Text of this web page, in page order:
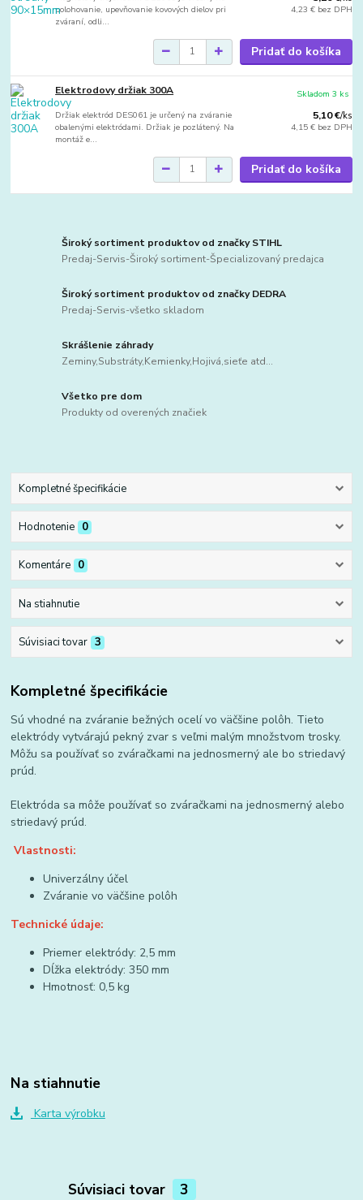
polohovanie, upevňovanie kovových dielov pri
zváraní, odli...
4,23 € bez DPH
Pridať do košíka
Elektrodovy držiak 300A
Držiak elektród DES061 je určený na zváranie
obalenými elektródami. Držiak je pozlátený. Na
montáž e...
5,10 €/ks
4,15 € bez DPH
Skladom 3 ks
Pridať do košíka
Široký sortiment produktov od značky STIHL
Predaj-Servis-Široký sortiment-Špecializovaný predajca
Široký sortiment produktov od značky DEDRA
Predaj-Servis-všetko skladom
Skrášlenie záhrady
Zeminy,Substráty,Kemienky,Hojivá,sieťe atd...
Všetko pre dom
Produkty od overených značiek
Kompletné špecifikácie
Hodnotenie 0
Komentáre 0
Na stiahnutie
Súvisiaci tovar 3
Kompletné špecifikácie
Sú vhodné na zváranie bežných ocelí vo väčšine polôh. Tieto
elektródy vytvárajú pekný zvar s veľmi malým množstvom trosky.
Môžu sa používať so zváračkami na jednosmerný ale bo striedavý
prúd.
Elektróda sa môže používať so zváračkami na jednosmerný alebo
striedavý prúd.
Vlastnosti:
Univerzálny účel
Zváranie vo väčšine polôh
Technické údaje:
Priemer elektródy: 2,5 mm
Dĺžka elektródy: 350 mm
Hmotnosť: 0,5 kg
Na stiahnutie
Karta výrobku
Súvisiaci tovar 3